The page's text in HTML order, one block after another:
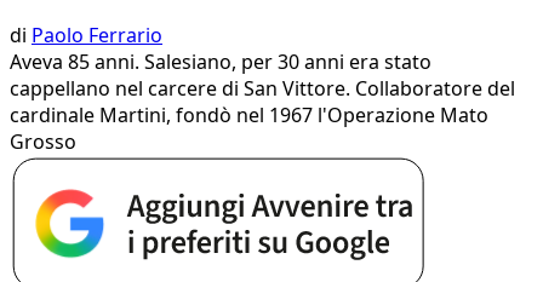
di Paolo Ferrario
Aveva 85 anni. Salesiano, per 30 anni era stato
cappellano nel carcere di San Vittore. Collaboratore del
cardinale Martini, fondò nel 1967 l'Operazione Mato
Grosso